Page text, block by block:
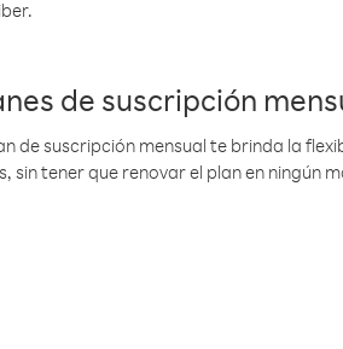
de suscripción
de suscripción mensual te brinda la
sin tener que renovar el plan en ningún